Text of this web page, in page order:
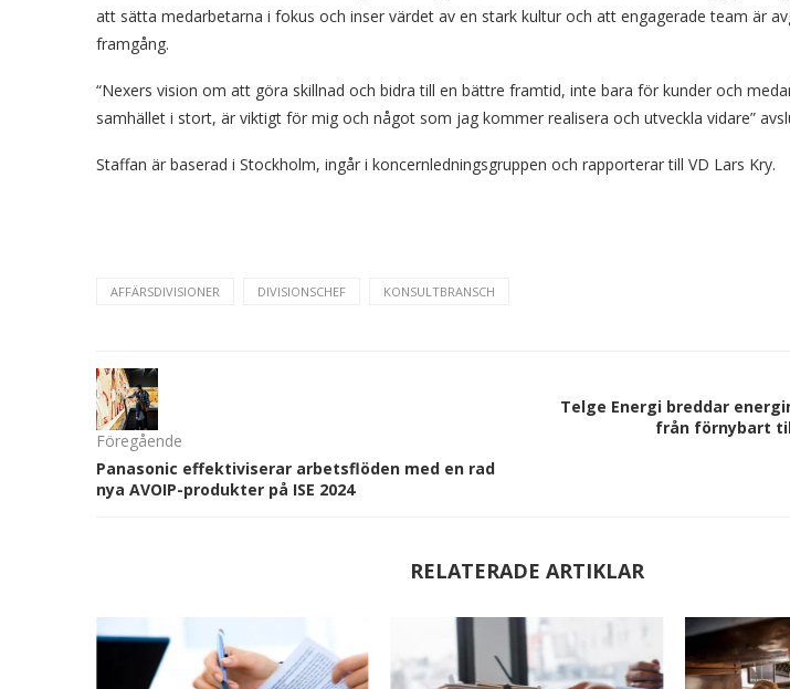
att sätta medarbetarna i fokus och inser värdet av en stark kultur och att engagerade team är
framgång.
“Nexers vision om att göra skillnad och bidra till en bättre framtid, inte bara för kunder och
samhället i stort, är viktigt för mig och något som jag kommer realisera och utveckla vidare”
Staffan är baserad i Stockholm, ingår i koncernledningsgruppen och rapporterar till VD Lars Kry.
AFFÄRSDIVISIONER DIVISIONSCHEF KONSULTBRANSCH
Föregående
Panasonic effektiviserar arbetsflöden med en rad
nya AVOIP-produkter på ISE 2024
Telge Energi breddar
från förnybart
RELATERADE ARTIKLAR